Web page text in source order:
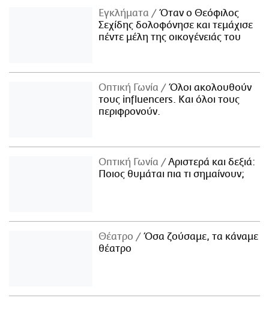
Εγκλήματα
Όταν ο Θεόφιλος
Σεχίδης δολοφόνησε και τεμάχισε
πέντε μέλη της οικογένειάς του
Οπτική Γωνία
Όλοι ακολουθούν
τους influencers. Και όλοι τους
περιφρονούν.
Οπτική Γωνία
Αριστερά και δεξιά:
Ποιος θυμάται πια τι σημαίνουν;
Θέατρο
Όσα ζούσαμε, τα κάναμε
θέατρο